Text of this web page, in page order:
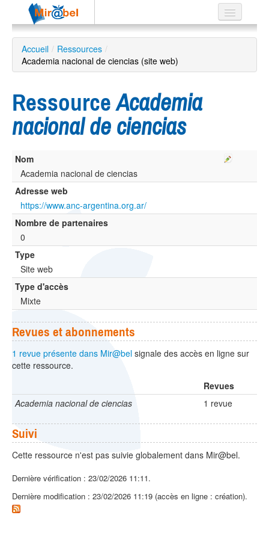
Le réseau
Soutien
avancée
EN
ES
?
Accueil / Ressources /
Academia nacional de ciencias (site web)
RessourceAcademia
nacional de ciencias
Nom
Academia nacional de ciencias
Adresse web
https://www.anc-argentina.org.ar/
Nombre de partenaires
0
Type
Site web
Type d'accès
Mixte
Revues et abonnements
1 revue présente dans Mir@bel signale des accès en ligne sur
cette ressource.
Revues
Academia nacional de ciencias
1 revue
Suivi
Cette ressource n'est pas suivie globalement dans Mir@bel.
Dernière vérification : 23/02/2026 11:11.
Dernière modification : 23/02/2026 11:19 (accès en ligne : création).